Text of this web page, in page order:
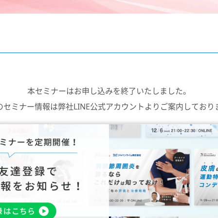
本セミナーはお申し込みを終了いたしました。
セミナー情報は弊社LINE公式アカウントよりご案内しており